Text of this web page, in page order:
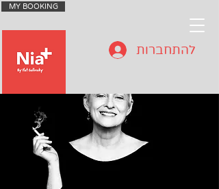
MY BOOKING
להתחברות